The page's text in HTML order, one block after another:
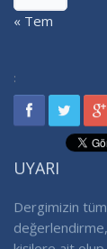
« Tem
:
UYARI
Dergimizin